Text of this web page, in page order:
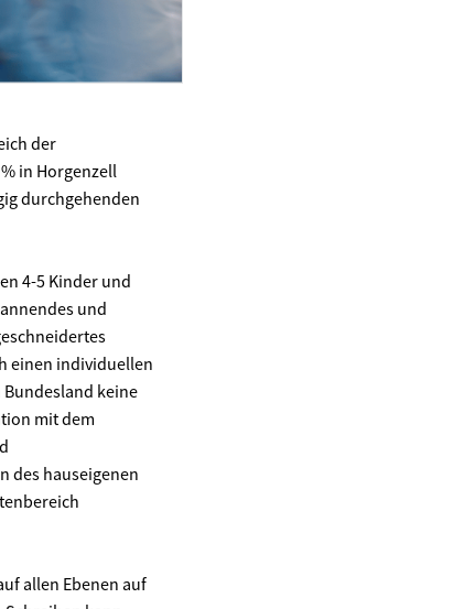
der
in Horgenzell
durchgehenden
4-5 Kinder und
und
einen individuellen
keine
mit dem
des hauseigenen
allen Ebenen auf